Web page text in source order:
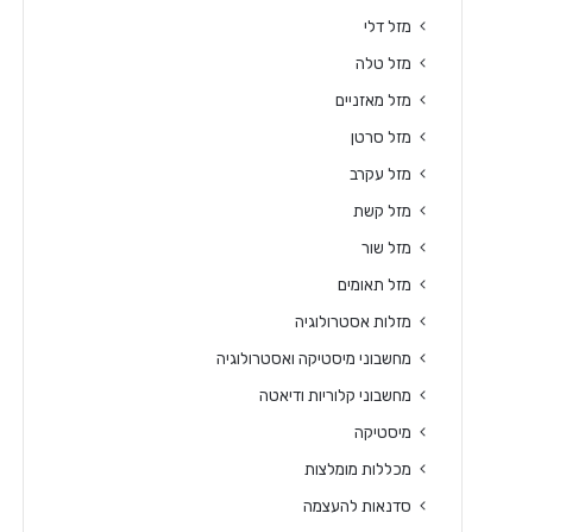
מזל דלי
מזל טלה
מזל מאזניים
מזל סרטן
מזל עקרב
מזל קשת
מזל שור
מזל תאומים
מזלות אסטרולוגיה
מחשבוני מיסטיקה ואסטרולוגיה
מחשבוני קלוריות ודיאטה
מיסטיקה
מכללות מומלצות
סדנאות להעצמה